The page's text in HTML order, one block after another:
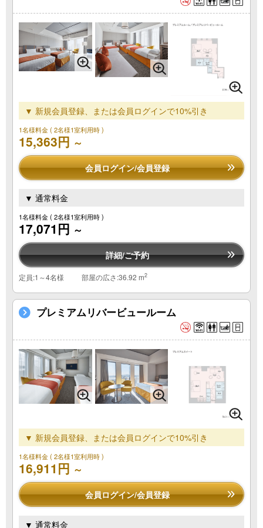
▼ 新規会員登録、または会員ログインで10%引き
1名様料金( 2名様1室利用時 )
15,363円 ～
会員ログイン/会員登録
▼ 通常料金
1名様料金( 2名様1室利用時 )
17,071円 ～
詳細/ご予約
定員:1～4名様 部屋の広さ:36.92 m2
プレミアムリバービュールーム
▼ 新規会員登録、または会員ログインで10%引き
1名様料金( 2名様1室利用時 )
16,911円 ～
会員ログイン/会員登録
▼ 通常料金